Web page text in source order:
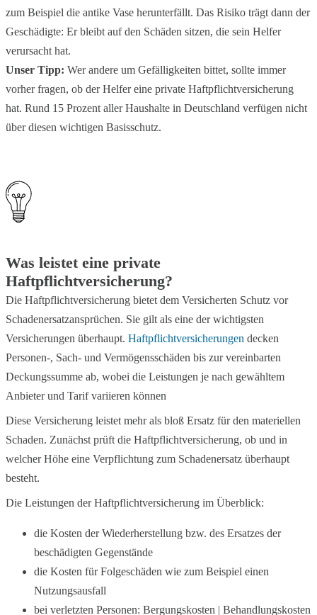
zum Beispiel die antike Vase herunterfällt. Das Risiko trägt dann der
Geschädigte: Er bleibt auf den Schäden sitzen, die sein Helfer
verursacht hat.
Unser Tipp: Wer andere um Gefälligkeiten bittet, sollte immer
vorher fragen, ob der Helfer eine private Haftpflichtversicherung
hat. Rund 15 Prozent aller Haushalte in Deutschland verfügen nicht
über diesen wichtigen Basisschutz.
Was leistet eine private
Haftpflichtversicherung?
Die Haftpflichtversicherung bietet dem Versicherten Schutz vor
Schadenersatzansprüchen. Sie gilt als eine der wichtigsten
Versicherungen überhaupt. Haftpflichtversicherungen decken
Personen-, Sach- und Vermögensschäden bis zur vereinbarten
Deckungssumme ab, wobei die Leistungen je nach gewähltem
Anbieter und Tarif variieren können
Diese Versicherung leistet mehr als bloß Ersatz für den materiellen
Schaden. Zunächst prüft die Haftpflichtversicherung, ob und in
welcher Höhe eine Verpflichtung zum Schadenersatz überhaupt
besteht.
Die Leistungen der Haftpflichtversicherung im Überblick:
die Kosten der Wiederherstellung bzw. des Ersatzes der
beschädigten Gegenstände
die Kosten für Folgeschäden wie zum Beispiel einen
Nutzungsausfall
bei verletzten Personen: Bergungskosten | Behandlungskosten